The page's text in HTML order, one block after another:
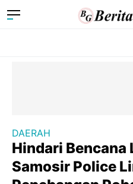
DAERAH
Hindari Bencana
Samosir Police